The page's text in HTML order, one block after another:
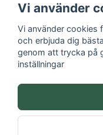
Vi använder
Vi använder cookies
och erbjuda dig
genom att trycka på
inställningar